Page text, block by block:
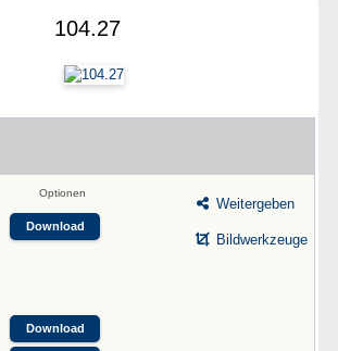
104.27
Optionen
Download
Download
Weitergeben
Bildwerkzeuge